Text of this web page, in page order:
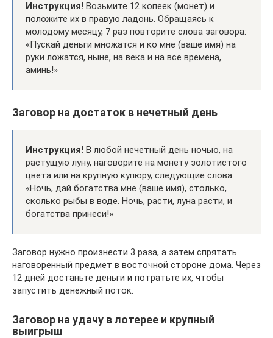
Инструкция! Возьмите 12 копеек (монет) и
положите их в правую ладонь. Обращаясь к
молодому месяцу, 7 раз повторите слова заговора:
«Пускай деньги множатся и ко мне (ваше имя) на
руки ложатся, ныне, на века и на все времена,
аминь!»
Заговор на достаток в нечетный день
Инструкция! В любой нечетный день ночью, на
растущую луну, наговорите на монету золотистого
цвета или на крупную купюру, следующие слова:
«Ночь, дай богатства мне (ваше имя), столько,
сколько рыбы в воде. Ночь, расти, луна расти, и
богатства принеси!»
Заговор нужно произнести 3 раза, а затем спрятать
наговоренный предмет в восточной стороне дома. Через
12 дней достаньте деньги и потратьте их, чтобы
запустить денежный поток.
Заговор на удачу в лотерее и крупный
выигрыш